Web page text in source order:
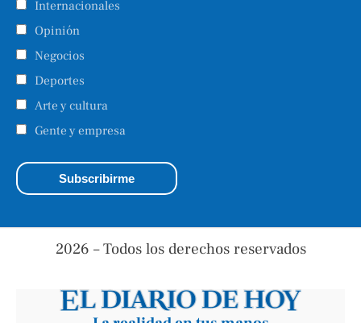
Internacionales
Opinión
Negocios
Deportes
Arte y cultura
Gente y empresa
2026 – Todos los derechos reservados